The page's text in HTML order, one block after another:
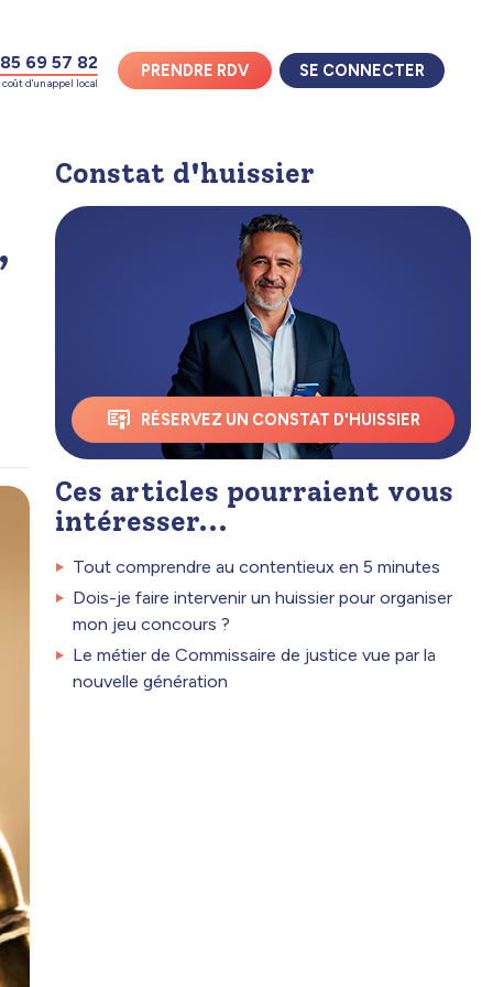
69 57 82
coût d'un appel local
PRENDRE RDV SE CONNECTER
Constat d'huissier
RÉSERVEZ UN CONSTAT D'HUISSIER
Ces articles pourraient vous
intéresser...
Tout comprendre au contentieux en 5 minutes
Dois-je faire intervenir un huissier pour organiser
mon jeu concours ?
Le métier de Commissaire de justice vue par la
nouvelle génération